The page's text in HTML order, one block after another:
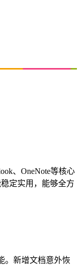
、OneNote等核心
定实用，能够全方
。新增文档意外恢